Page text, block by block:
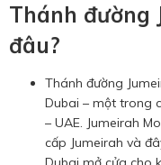
Thánh đường
đâu?
Thánh đường
Dubai – một trong
– UAE. Jumeirah
cấp Jumeirah và